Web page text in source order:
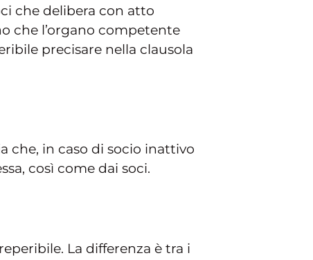
che delibera con atto
che l’organo competente
precisare nella clausola
che, in caso di socio inattivo
così come dai soci.
La differenza è tra i